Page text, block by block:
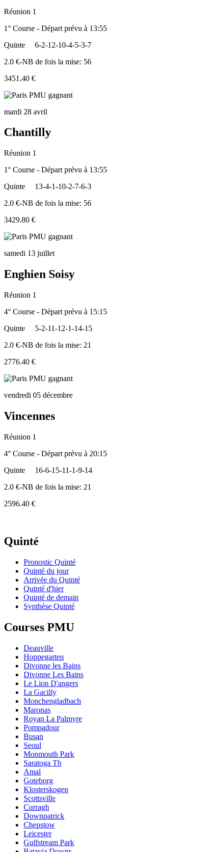
Réunion 1
1° Course - Départ prévu à 13:55
Quinte
6-2-12-10-4-5-3-7
2.0 €-NB de fois la mise: 56
3451.40 €
mardi 28 avril
Chantilly
Réunion 1
1° Course - Départ prévu à 13:55
Quinte
13-4-1-10-2-7-6-3
2.0 €-NB de fois la mise: 56
3429.80 €
samedi 13 juillet
Enghien Soisy
Réunion 1
4° Course - Départ prévu à 15:15
Quinte
5-2-11-12-1-14-15
2.0 €-NB de fois la mise: 21
2776.40 €
vendredi 05 décembre
Vincennes
Réunion 1
4° Course - Départ prévu à 20:15
Quinte
16-6-15-11-1-9-14
2.0 €-NB de fois la mise: 21
2596.40 €
Quinté
Pronostic Quinté
Quinté du jour
Arrivée du Quinté
Quinté d'hier
Quinté de demain
Synthèse Quinté
Courses PMU
Deauville
Hoppegarten
Divonne les Bains
Divonne Les Bains
Le Lion D'angers
La Gacilly
Monchengladbach
Maronas
Royan La Palmyre
Pompadour
Busan
Seoul
Monmouth Park
Saratoga Tb
Amal
Goteborg
Klosterskogen
Scottsville
Curragh
Downpatrick
Chepstow
Leicester
Gulfstream Park